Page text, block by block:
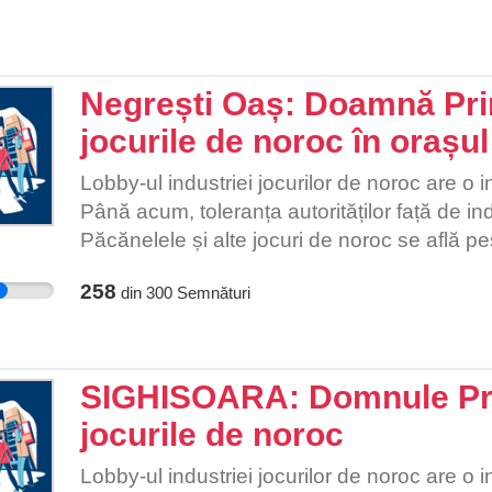
Negrești Oaș: Doamnă
jocurile de noroc în
Lobby-ul industriei jocurilor de noroc are o
Până acum, toleranța autorităților față de
Păcănelele și alte jocuri de noroc se află
după Statele Unite în ce privește numărul
români a jucat la păcănele. Aproape 25%
înainte să împlinească 14 ani. Este timpul
generația fără păcănele la colț de bloc. [3]
2025 românii au jucat circa 1,1 miliarde
258 din300 Semnături
SIGHISOARA: Domnule
jocurile de noroc
Lobby-ul industriei jocurilor de noroc are o